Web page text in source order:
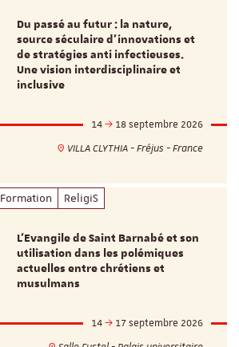
Du passé au futur : la nature,
source séculaire d’innovations et
de stratégies anti infectieuses.
Une vision interdisciplinaire et
inclusive
14
18 septembre 2026
VILLA CLYTHIA - Fréjus - France
Formation ReligiS
L’Evangile de Saint Barnabé et son
utilisation dans les polémiques
actuelles entre chrétiens et
musulmans
14
17 septembre 2026